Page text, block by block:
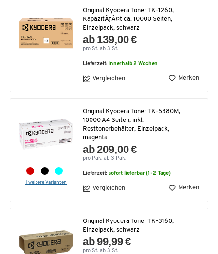
Original Kyocera Toner TK-1260,
KapazitÃƒÂ¤t ca. 10000 Seiten,
Einzelpack, schwarz
ab 139,00 €
pro St. ab 3 St.
Lieferzeit:innerhalb 2 Wochen
Vergleichen Merken
1 weitere Varianten
Original Kyocera Toner TK-5380M,
10000 A4 Seiten, inkl.
Resttonerbehälter, Einzelpack,
magenta
ab 209,00 €
pro Pak. ab 3 Pak.
Lieferzeit:sofort lieferbar (1-2 Tage)
Vergleichen Merken
Original Kyocera Toner TK-3160,
Einzelpack, schwarz
ab 99,99 €
pro St. ab 3 St.